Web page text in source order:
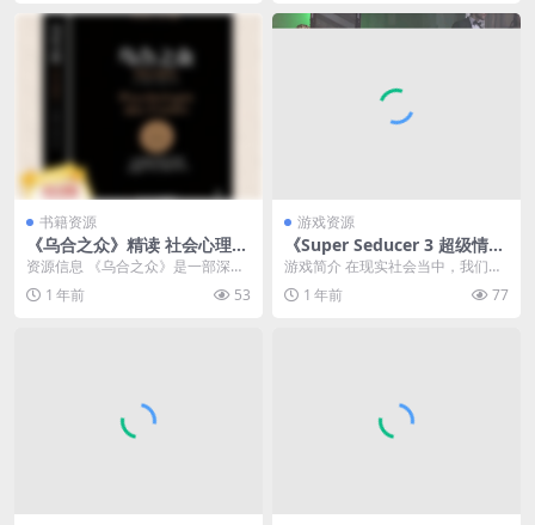
书籍资源
《乌合之众》精读 社会心理学
畅销榜TOP1(全新修订版)
资源信息 《乌合之众》是一部深刻
剖析群体心理的经典之作，全新修
订版更是对原著的深...
1 年前 53
游戏资源
《Super Seducer 3 超级情圣
3/绝世情圣3》v1.0.32 真人互
动影游 内置简中汉化版
游戏简介 在现实社会当中，我们可
能会遇到心仪的女生，但是不知道
怎么搭讪的问题，又...
1 年前 77